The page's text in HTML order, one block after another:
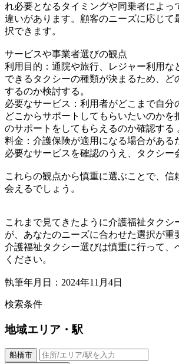
れ必要となるタイミングや同乗者によっ
違いがあります。顧客のニーズに応じて
択できます。
サービスや事業者選びの観点
利用目的：通院や旅行、レジャー利用な
できるタクシーの種類が決まるため、ど
するのか検討する。
必要なサービス：利用者がどこまで自分
どこからサポートしてもらいたいのかを
のサポートをしてもらえるのか確認する
料金：介護保険が適用になる場合がある
必要なサービスを確認のうえ、タクシー
これらの観点から慎重に選ぶことで、信
会えるでしょう。
これまで見てきたように介護福祉タクシ
が、あなたのニーズに合わせた選択が重
介護福祉タクシー選びは慎重に行って、
ください。
執筆年月日：2024年11月4日
検索条件
地域エリア・駅
船橋市